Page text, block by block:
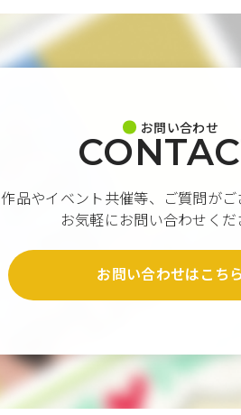
お問い合わせ
作品やイベント共催等、ご質問がご
お気軽にお問い合わせくだ
お問い合わせはこちら